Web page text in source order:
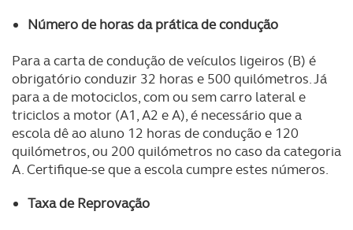
Número de horas da prática de condução
Para a carta de condução de veículos ligeiros (B) é
obrigatório conduzir 32 horas e 500 quilómetros. Já
para a de motociclos, com ou sem carro lateral e
triciclos a motor (A1, A2 e A), é necessário que a
escola dê ao aluno 12 horas de condução e 120
quilómetros, ou 200 quilómetros no caso da categoria
A. Certifique-se que a escola cumpre estes números.
Taxa de Reprovação